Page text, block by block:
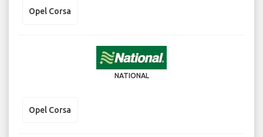
Opel Corsa
NATIONAL
Opel Corsa